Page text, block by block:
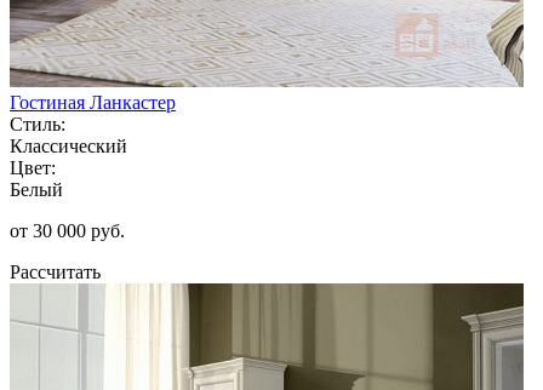
Гостиная Ланкастер
Стиль:
Классический
Цвет:
Белый
от 30 000 руб.
Рассчитать